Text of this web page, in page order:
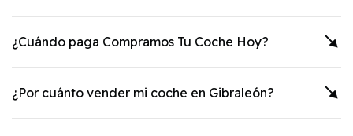
¿Cuándo paga Compramos Tu Coche Hoy?
¿Por cuánto vender mi coche en Gibraleón?